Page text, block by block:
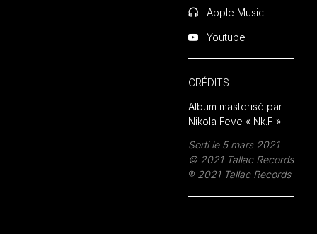
Apple Music
Youtube
CRÉDITS
Album masterisé par
Nikola Feve « Nk.F »
Sorti le 5 mars 2021
© 2021 Tallac Records
℗ 2021 Tallac Records